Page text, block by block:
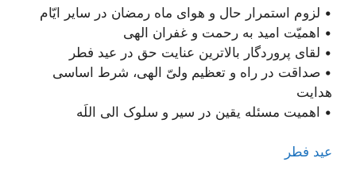
• لزوم استمرار حال و هوای ماه رمضان در سایر ایّام
• اهمیّت امید به رحمت و غفران الهی
• لقای پروردگار بالاترین عنایت حق در عید فطر
• صداقت در راه و تعظیم ولیّ الهی، شرط اساسی
هدایت
• اهمیت مسئله یقین در سیر و سلوک الی اللَه
عید فطر